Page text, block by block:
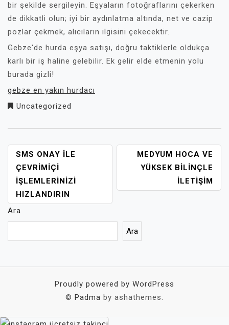
bir şekilde sergileyin. Eşyaların fotoğraflarını çekerken
de dikkatli olun; iyi bir aydınlatma altında, net ve cazip
pozlar çekmek, alıcıların ilgisini çekecektir.
Gebze'de hurda eşya satışı, doğru taktiklerle oldukça
karlı bir iş haline gelebilir. Ek gelir elde etmenin yolu
burada gizli!
gebze en yakın hurdacı
Uncategorized
YAZI
GEZINMESI
SMS ONAY İLE
ÇEVRIMIÇI
İŞLEMLERINIZI
HIZLANDIRIN
MEDYUM HOCA VE
YÜKSEK BILINÇLE
İLETIŞIM
Ara
Ara
Proudly powered by WordPress
© Padma by ashathemes.